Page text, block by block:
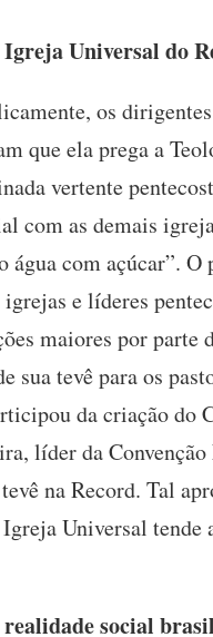
Universal do
os
que ela prega a
vertente
com as demais
água com açúcar”.
e líderes
maiores por
sua tevê para os
da criação do
líder da
na Record. Tal
Universal
social